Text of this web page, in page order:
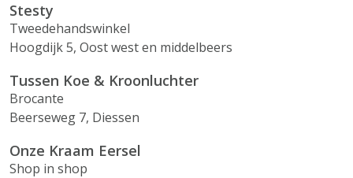
Stesty
Tweedehandswinkel
Hoogdijk 5, Oost west en middelbeers
Tussen Koe & Kroonluchter
Brocante
Beerseweg 7, Diessen
Onze Kraam Eersel
Shop in shop